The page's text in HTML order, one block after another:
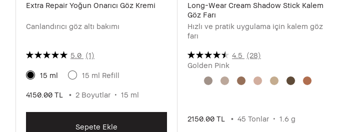
Extra Repair Yoğun Onarıcı Göz Kremi
Canlandırıcı göz altı bakımı
5.0 (1)
15 ml 15 ml Refill
4150.00 TL 2 Boyutlar 15 ml
Sepete Ekle
Long-Wear Cream Shadow Stick Kalem
Göz Farı
Hızlı ve pratik uygulama için kalem göz
farı
4.5 (28)
Golden Pink
2150.00 TL 45 Tonlar 1.6 g